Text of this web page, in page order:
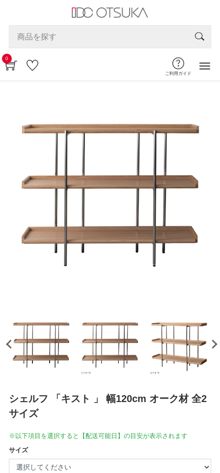
0
ご利用ガイド
シェルフ 「キスト 」 幅120cm オーク材 全2
サイズ
※以下項目を選択すると【配送可能日】の目安が表示されます
サイズ